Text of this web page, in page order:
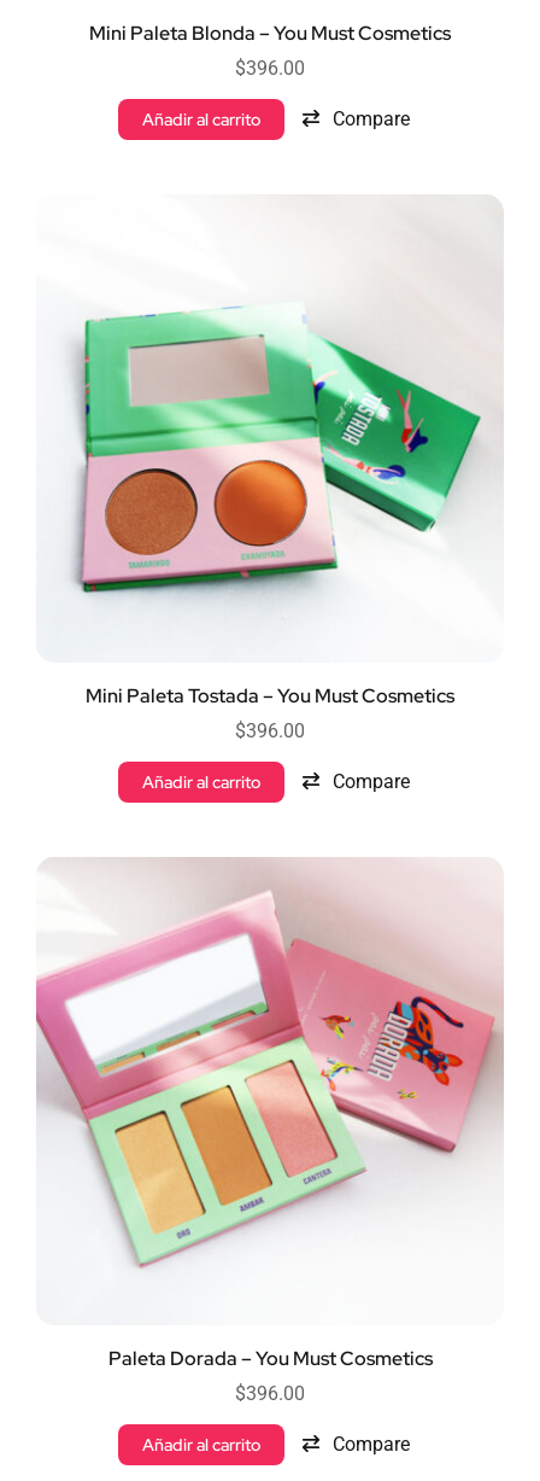
Mini Paleta Blonda – You Must Cosmetics
$396.00
Añadir al carrito Compare
Mini Paleta Tostada – You Must Cosmetics
$396.00
Añadir al carrito Compare
Paleta Dorada – You Must Cosmetics
$396.00
Añadir al carrito Compare